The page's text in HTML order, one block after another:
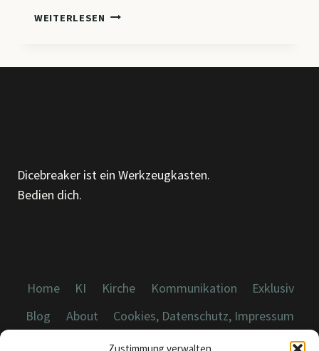
WEITERLESEN ICH
Dicebreaker ist ein Werkzeugkasten.
Bedien dich.
Home KI Kirche Kommunikation
Exklusiv
Blog
About Cookies, Datenschutz, Impressum